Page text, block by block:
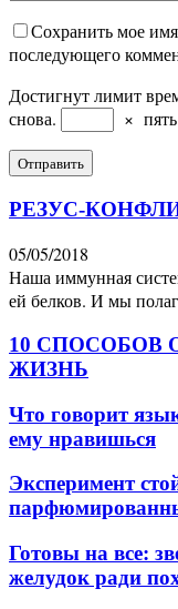
Сохранить мое
последующего
Достигнут лимит
снова.
× пять
РЕЗУС-
05/05/2018
Наша иммунная
ей белков. И мы
10 СПОСОБОВ
ЖИЗНЬ
Что говорит
ему нравишься
Эксперимент
Готовы на все:
желудок ради